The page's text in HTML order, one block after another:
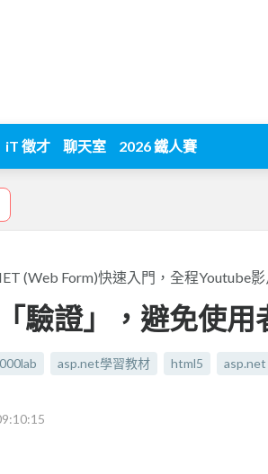
iT 徵才 聊天室 2026 鐵人賽
(Web Form)快速入門，全程Youtube
「驗證」，避免使
asp.net學習教材 html5 asp.net